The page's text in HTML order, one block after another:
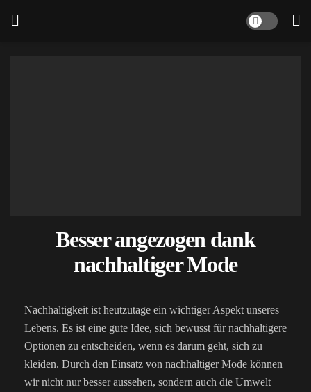
Besser angezogen dank
nachhaltiger Mode
Nachhaltigkeit ist heutzutage ein wichtiger Aspekt unseres
Lebens. Es ist eine gute Idee, sich bewusst für nachhaltigere
Optionen zu entscheiden, wenn es darum geht, sich zu
kleiden. Durch den Einsatz von nachhaltiger Mode können
wir nicht nur besser aussehen, sondern auch die Umwelt